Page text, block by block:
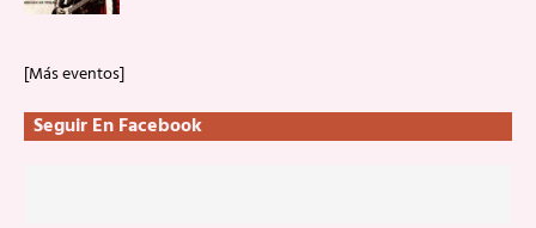
[Más eventos]
Seguir En Facebook